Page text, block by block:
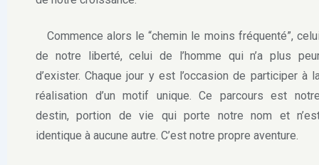
Commence alors le “chemin le moins fréquenté”,
de notre liberté, celui de l’homme qui n’a plus
d’exister. Chaque jour y est l’occasion de participer à
réalisation d’un motif unique. Ce parcours est
destin, portion de vie qui porte notre nom et
identique à aucune autre. C’est notre propre aventure.